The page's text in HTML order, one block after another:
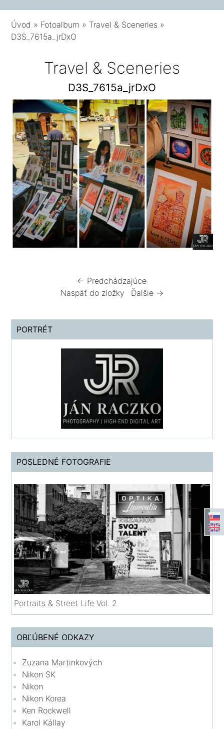
Úvod » Fotoalbum » Travel & Sceneries »
D3S_7615a_jrDxO
Travel & Sceneries
D3S_7615a_jrDxO
← Predchádzajúce
Naspäť do zložky
Ďalšie →
PORTRÉT
POSLEDNÉ FOTOGRAFIE
Portraits & Street Life Vol. 2
OBĽÚBENÉ ODKAZY
Zuzana Martinkových
Nikon SK
Nikon
Nikon Korea
Ken Rockwell
Karol Kállay